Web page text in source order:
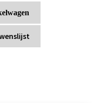
is:
€20,00.